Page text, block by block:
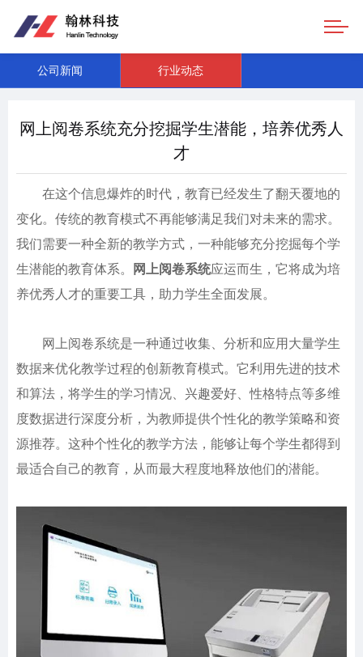
公司新闻 行业动态
网上阅卷系统充分挖掘学生潜能，培养优秀人
才
在这个信息爆炸的时代，教育已经发生了翻天覆地的
变化。传统的教育模式不再能够满足我们对未来的需求。
我们需要一种全新的教学方式，一种能够充分挖掘每个学
生潜能的教育体系。
网上阅卷系统应运而生，它将成为培
养优秀人才的重要工具，助力学生全面发展。
网上阅卷系统是一种通过收集、分析和应用大量学生
数据来优化教学过程的创新教育模式。它利用先进的技术
和算法，将学生的学习情况、兴趣爱好、性格特点等多维
度数据进行深度分析，为教师提供个性化的教学策略和资
源推荐。这种个性化的教学方法，能够让每个学生都得到
最适合自己的教育，从而最大程度地释放他们的潜能。